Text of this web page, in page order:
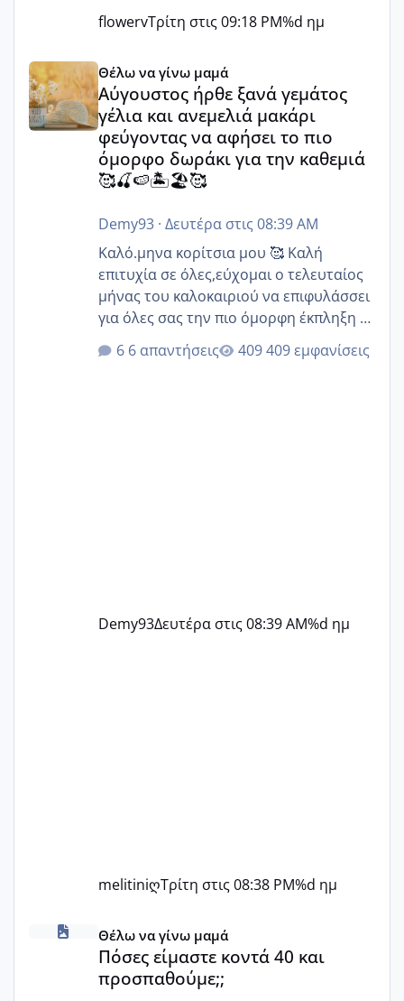
flowervΤρίτη στις 09:18 PM%d ημ
Αύγουστος ήρθε ξανά γεμάτος γέλια και ανεμελιά
Θέλω να γίνω μαμά
Αύγουστος ήρθε ξανά γεμάτος
γέλια και ανεμελιά μακάρι
φεύγοντας να αφήσει το πιο
όμορφο δωράκι για την καθεμιά
🥰🍒🍉🏝️🏖️🥰
Demy93· Δευτέρα στις 08:39 AM
Καλό.μηνα κορίτσια μου 🥰 Καλή
επιτυχία σε όλες,εύχομαι ο τελευταίος
μήνας του καλοκαιριού να επιφυλάσσει
για όλες σας την πιο όμορφη έκπληξη 🧿
@Elk @Melikara86 @Παρασκευαιδου
@Zenia z @melitiniღ @Christi.D.
6 απαντήσεις 409 εμφανίσεις
Demy93Δευτέρα στις 08:39 AM%d ημ
melitiniღΤρίτη στις 08:38 PM%d ημ
Πόσες είμαστε κοντά 40 και προσπαθούμε;;
Θέλω να γίνω μαμά
Πόσες είμαστε κοντά 40 και
προσπαθούμε;;